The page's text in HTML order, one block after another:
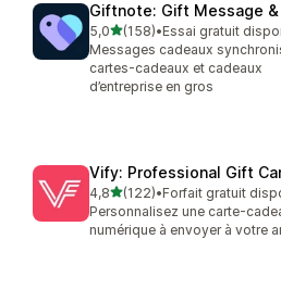
Giftnote: Gift Message &
5,0étoile(s) sur 5
(158)
158 avis au total
•Essai gratuit
Messages cadeaux
cartes-cadeaux et cadeaux
d’entreprise en gros
Vify: Professional Gift
4,8étoile(s) sur 5
(122)
122 avis au total
•Forfait gratuit
Personnalisez une carte-
numérique à envoyer à votre